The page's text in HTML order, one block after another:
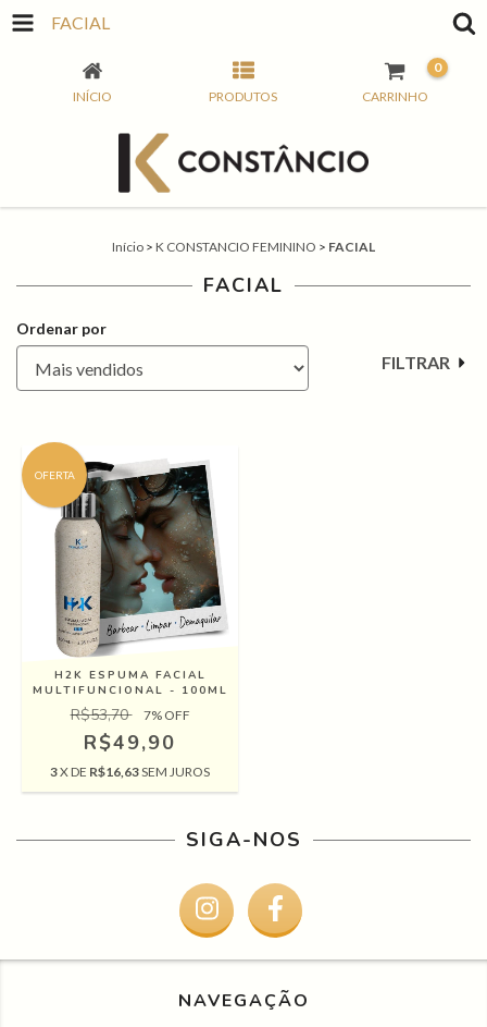
FACIAL
INÍCIO PRODUTOS CARRINHO
0
Início > K CONSTANCIO FEMININO > FACIAL
FACIAL
Ordenar por
FILTRAR
OFERTA
H2K ESPUMA FACIAL
MULTIFUNCIONAL - 100ML
R$53,70 7% OFF
R$49,90
3X DE R$16,63SEM JUROS
SIGA-NOS
NAVEGAÇÃO